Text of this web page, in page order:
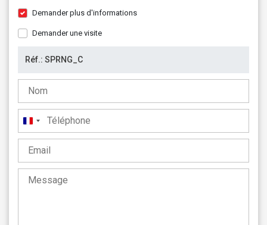
Demander plus d'informations
Demander une visite
France
+33